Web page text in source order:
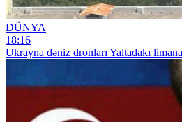
DÜNYA
18:16
Ukrayna dəniz dronları Yaltadakı